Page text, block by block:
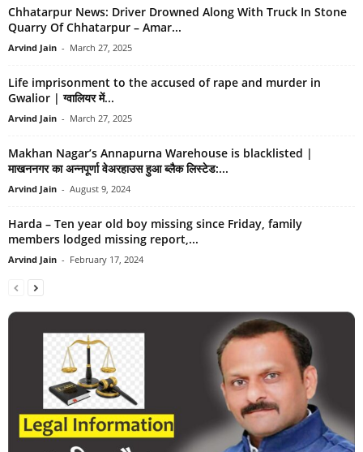
Chhatarpur News: Driver Drowned Along With Truck In Stone
Quarry Of Chhatarpur – Amar...
Arvind Jain - March 27, 2025
Life imprisonment to the accused of rape and murder in
Gwalior | ग्वालियर में...
Arvind Jain - March 27, 2025
Makhan Nagar’s Annapurna Warehouse is blacklisted |
माखननगर का अन्नपूर्णा वेअरहाउस हुआ ब्लैक लिस्टेड:...
Arvind Jain - August 9, 2024
Harda – Ten year old boy missing since Friday, family
members lodged missing report,...
Arvind Jain - February 17, 2024